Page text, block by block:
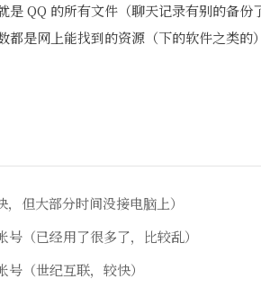
是 QQ 的所有文件（聊天记录有别的备
都是网上能找到的资源（下的软件之类的
但大部分时间没接电脑上）
（已经用了很多了，比较乱）
（世纪互联，较快）